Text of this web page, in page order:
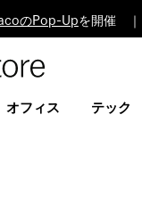
のPop-Upを開催
Design
オフィス テック